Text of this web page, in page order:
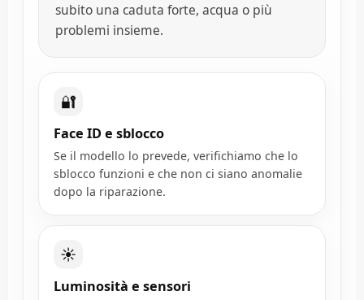
subito una caduta forte, acqua o più
problemi insieme.
🔐
Face ID e sblocco
Se il modello lo prevede, verifichiamo che lo
sblocco funzioni e che non ci siano anomalie
dopo la riparazione.
☀️
Luminosità e sensori